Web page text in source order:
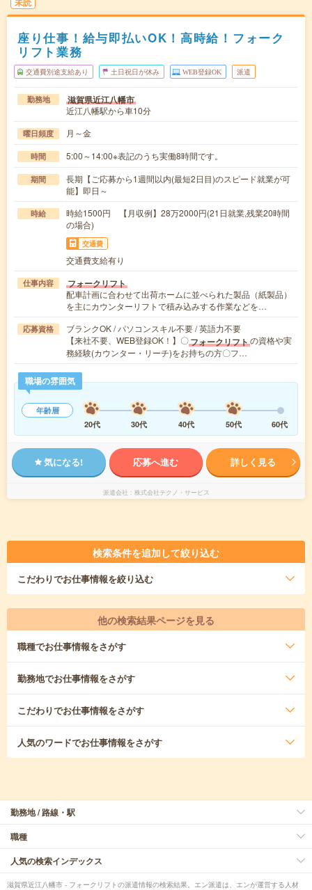
座り仕事！給与即払いOK！高時給！フォーク
リフト業務
交通費別途支給あり 土日祝日が休み WEB登録OK 派遣
勤務地 滋賀県近江八幡市
近江八幡駅から車10分
曜日頻度 月～金
時間 5:00～14:00※表記のうち実働8時間です。
期間
長期【ご応募から1週間以内(最短2日目)のスピード就業が可
能】即日～
時給
時給1500円 【月収例】28万2000円(21日就業,残業20時間
の場合)
交通費
交通費支給有り
仕事内容 フォークリフト
配車計画に合わせて出荷ホームに並べられた製品（紙製品）
を主にカウンターリフトで積み込みする作業などを…
応募資格
ブランクOK / パソコンスキル不要 / 英語力不要
【来社不要、WEB登録OK！】〇フォークリフトの資格や実
務経験(カウンター・リーチ)をお持ちの方〇フ…
職場の雰囲気
年齢層
20代
30代 40代 50代 60代
気になる! 応募へ進む 詳しく見る
派遣会社 株式会社テクノ・サービス
検索条件を追加して絞り込む
こだわりでお仕事情報を絞り込む
他の検索結果ページを見る
職種でお仕事情報をさがす
勤務地でお仕事情報をさがす
こだわりでお仕事情報をさがす
人気のワードでお仕事情報をさがす
勤務地 / 路線・駅
職種
人気の検索インデックス
滋賀県近江八幡市 - フォークリフトの派遣情報の検索結果。エン派遣は、エンが運営する人材